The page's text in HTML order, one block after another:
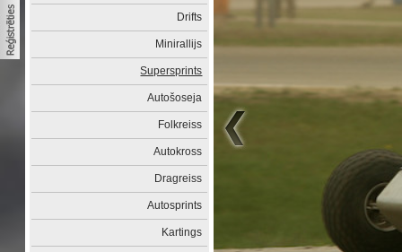
Drifts
Minirallijs
Supersprints
Autošoseja
Folkreiss
Autokross
Dragreiss
Autosprints
Kartings